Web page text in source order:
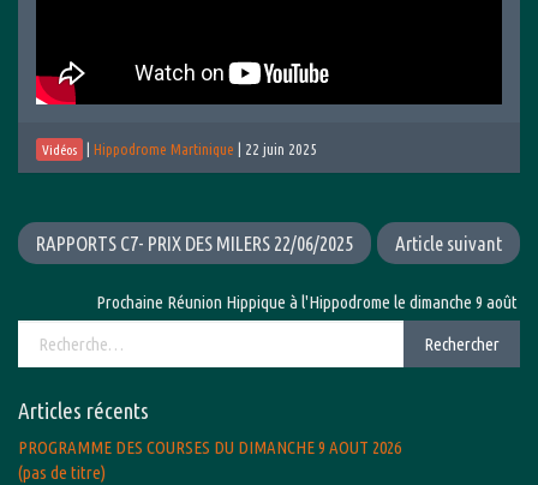
Vidéos Hippodrome Martinique 22 juin 2025
Article suivant
RAPPORTS C7- PRIX DES MILERS 22/06/2025
Prochaine Réunion Hippique à l'Hippodrome le dimanche 9 août
Rechercher
Articles récents
PROGRAMME DES COURSES DU DIMANCHE 9 AOUT 2026
(pas de titre)